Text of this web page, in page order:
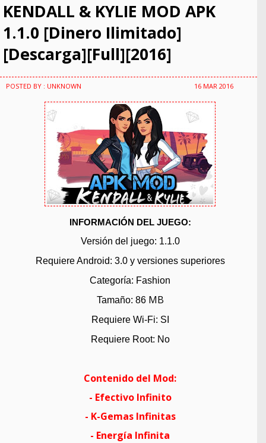
KENDALL & KYLIE MOD APK
1.1.0 [Dinero Ilimitado]
[Descarga][Full][2016]
POSTED BY : UNKNOWN 16 MAR 2016
INFORMACIÓN DEL JUEGO:
Versión del juego: 1.1.0
Requiere Android: 3.0 y versiones superiores
Categoría: Fashion
Tamaño: 86MB
Requiere Wi-Fi: SI
Requiere Root: No
Contenido del Mod:
- Efectivo Infinito
- K-Gemas Infinitas
- Energía Infinita